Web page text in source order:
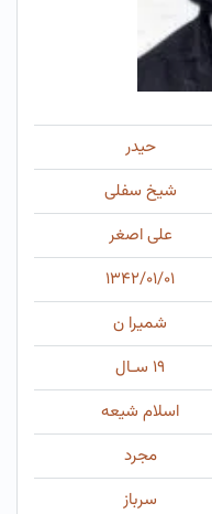
حیدر
شیخ سفلی
علی اصغر
۱۳۴۲/۰۱/۰۱
شمیرا ن
۱۹ سـال
اسلام شیعه
مجرد
سرباز